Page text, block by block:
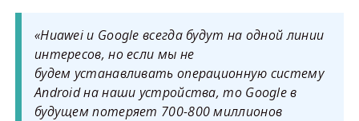
«Huawei и Google всегда будут на одной линии
интересов, но если мы не
будем устанавливать операционную систему
Android на наши устройства, то Google в
будущем потеряет 700-800 миллионов